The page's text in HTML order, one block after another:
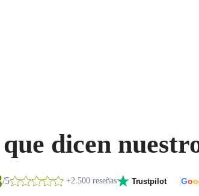
dicen
/5 +2.500 reseñas Trustpilot Goo